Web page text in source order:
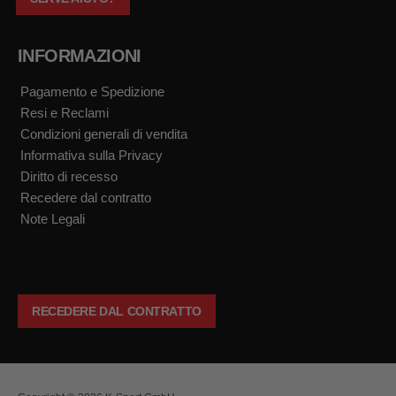
INFORMAZIONI
Pagamento e Spedizione
Resi e Reclami
Condizioni generali di vendita
Informativa sulla Privacy
Diritto di recesso
Recedere dal contratto
Note Legali
RECEDERE DAL CONTRATTO